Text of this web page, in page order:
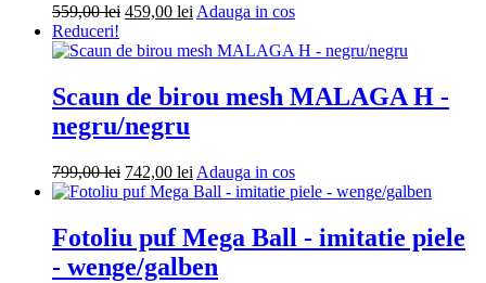
559,00lei Prețul
a
559,00 lei.
459,00 lei Prețul
este:
Adauga in cosAdauga
cos
Reduceri!
Scaun de birou mesh MALAGA H -
negru/negru
799,00lei Prețul
inițial
799,00 lei.
742,00 lei Prețul
curent
742,00 lei.
Adauga in cosAdauga
in
Fotoliu puf Mega Ball - imitatie piele
- wenge/galben